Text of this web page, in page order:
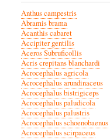
Anthus campestris
Abramis brama
Acanthis cabaret
Accipiter gentilis
Aceros Subruficollis
Acris crepitans blanchardi
Acrocephalus agricola
Acrocephalus arundinaceus
Acrocephalus bistrigiceps
Acrocephalus paludicola
Acrocephalus palustris
Acrocephalus schoenobaenus
Acrocephalus scirpaceus